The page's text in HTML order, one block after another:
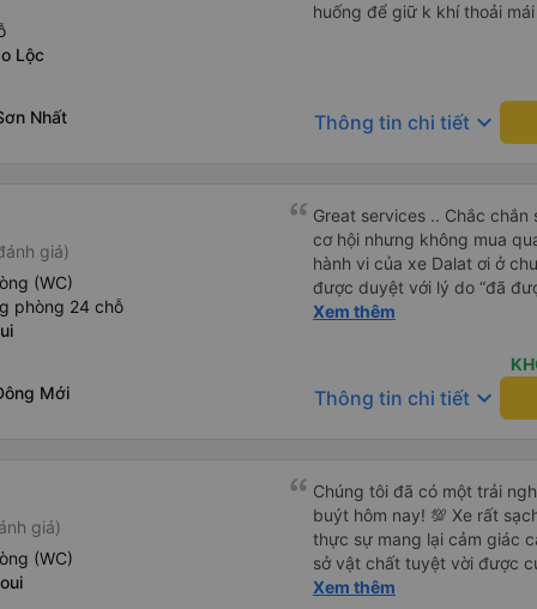
đúng nơi. Tôi thực sự đánh
Lộc
Nhất
huống để giữ k khí thoải
Thông tin chi tiết keyboard_arrow_down
giá)
(WC)
phòng 24 chỗ
Mới
Great services .. Chắc
cơ hội nhưng không mua
hành vi của xe Dalat ơi ở
được duyệt với lý do “đã
trong khi tôi là khách hàng
lần này nữa. Sau lần này
viễn vì xử lý tào lao này.
nền tảng về trải nghiệm
Xem thêm
Thông tin chi tiết keyboard_arrow_down
giá)
(WC)
Chúng tôi đã có một trải
buýt hôm nay! 💯 Xe rất
thực sự mang lại cảm giác
sở vật chất tuyệt vời được
và ngăn nắp. Nhân viên và
Xem thêm